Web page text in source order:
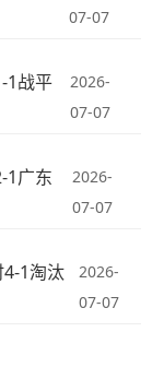
07-07
1战平
2026-
07-07
1广东
2026-
07-07
1淘汰
2026-
07-07